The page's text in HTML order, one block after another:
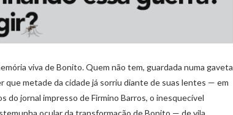
viva de Bonito. Quem não tem, guardada numa gaveta
que metade da cidade já sorriu diante de suas lentes — em
do jornal impresso de Firmino Barros, o inesquecível